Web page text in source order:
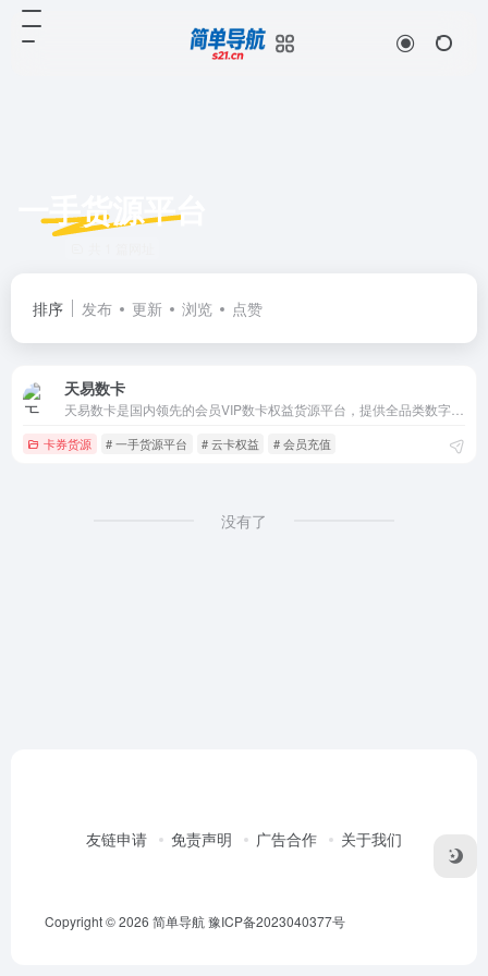
一手货源平台
排序 发布 更新 浏览 点赞
天易数卡
卡券货源 # 一手货源平台 # 云卡权益 # 会员充值
没有了
友链申请 免责声明 广告合作 关于我们
Copyright © 2026 简单导航豫ICP备2023040377号